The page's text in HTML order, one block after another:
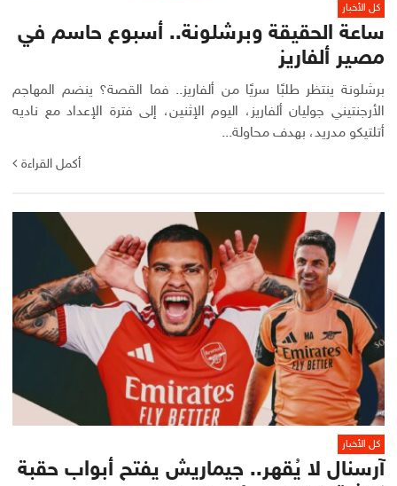
كل الأخبار
ساعة الحقيقة وبرشلونة.. أسبوع حاسم في
مصير ألفاريز
برشلونة ينتظر طلبًا سريًا من ألفاريز.. فما القصة؟ ينضم المهاجم
الأرجنتيني جوليان ألفاريز، اليوم الإثنين، إلى فترة الإعداد مع ناديه
أتلتيكو مدريد، بهدف محاولة...
أكمل القراءة
كل الأخبار
آرسنال لا يُقهر.. جيماريش يفتح أبواب حقبة